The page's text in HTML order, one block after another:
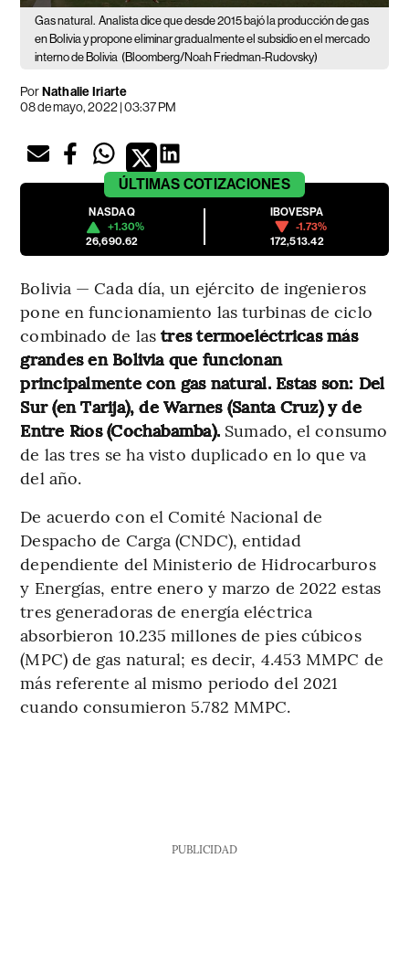
Gas natural. Analista dice que desde 2015 bajó la producción de gas
en Bolivia y propone eliminar gradualmente el subsidio en el mercado
interno de Bolivia (Bloomberg/Noah Friedman-Rudovsky)
PorNathalie Iriarte
08 de mayo, 2022 | 03:37 PM
ÚLTIMAS COTIZACIONES
NASDAQ
+1.30%
26,690.62
IBOVESPA
-1.73%
172,513.42
Bolivia — Cada día, un ejército de ingenieros
pone en funcionamiento las turbinas de ciclo
combinado de lastres termoeléctricas más
grandes en Bolivia que funcionan
principalmente con gas natural. Estas son: Del
Sur (en Tarija), de Warnes (Santa Cruz) y de
Entre Ríos (Cochabamba). Sumado, el consumo
de las tres se ha visto duplicado en lo que va
del año.
De acuerdo con el Comité Nacional de
Despacho de Carga (CNDC), entidad
dependiente del Ministerio de Hidrocarburos
y Energías, entre enero y marzo de 2022 estas
tres generadoras de energía eléctrica
absorbieron 10.235 millones de pies cúbicos
(MPC) de gas natural; es decir, 4.453 MMPC de
más referente al mismo periodo del 2021
cuando consumieron 5.782 MMPC.
PUBLICIDAD